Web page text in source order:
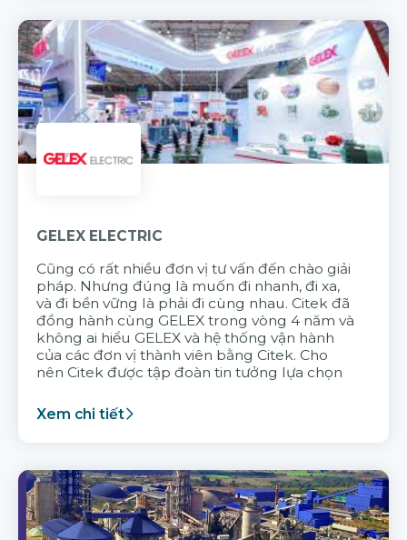
GELEX ELECTRIC
Cũng có rất nhiều đơn vị tư vấn đến chào giải
pháp. Nhưng đúng là muốn đi nhanh, đi xa,
và đi bền vững là phải đi cùng nhau. Citek đã
đồng hành cùng GELEX trong vòng 4 năm và
không ai hiểu GELEX và hệ thống vận hành
của các đơn vị thành viên bằng Citek. Cho
nên Citek được tập đoàn tin tưởng lựa chọn
Xem chi tiết